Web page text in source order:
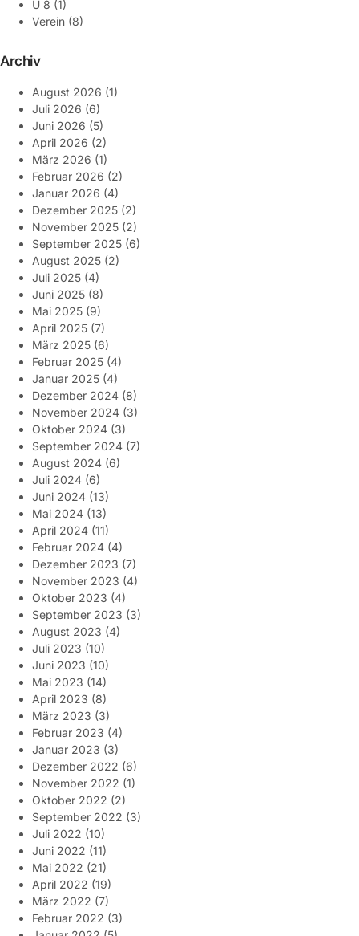
U 8 (1)
Verein (8)
Archiv
August 2026 (1)
Juli 2026 (6)
Juni 2026 (5)
April 2026 (2)
März 2026 (1)
Februar 2026 (2)
Januar 2026 (4)
Dezember 2025 (2)
November 2025 (2)
September 2025 (6)
August 2025 (2)
Juli 2025 (4)
Juni 2025 (8)
Mai 2025 (9)
April 2025 (7)
März 2025 (6)
Februar 2025 (4)
Januar 2025 (4)
Dezember 2024 (8)
November 2024 (3)
Oktober 2024 (3)
September 2024 (7)
August 2024 (6)
Juli 2024 (6)
Juni 2024 (13)
Mai 2024 (13)
April 2024 (11)
Februar 2024 (4)
Dezember 2023 (7)
November 2023 (4)
Oktober 2023 (4)
September 2023 (3)
August 2023 (4)
Juli 2023 (10)
Juni 2023 (10)
Mai 2023 (14)
April 2023 (8)
März 2023 (3)
Februar 2023 (4)
Januar 2023 (3)
Dezember 2022 (6)
November 2022 (1)
Oktober 2022 (2)
September 2022 (3)
Juli 2022 (10)
Juni 2022 (11)
Mai 2022 (21)
April 2022 (19)
März 2022 (7)
Februar 2022 (3)